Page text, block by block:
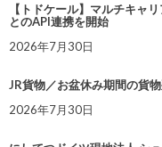
【トドケール】マルチキャ
とのAPI連携を開始
2026年7月30日
JR貨物／お盆休み期間の貨
2026年7月30日